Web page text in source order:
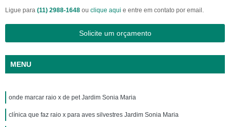
Ligue para (11) 2988-1648 ou clique aqui e entre em contato por email.
Solicite um orçamento
MENU
onde marcar raio x de pet Jardim Sonia Maria
clínica que faz raio x para aves silvestres Jardim Sonia Maria